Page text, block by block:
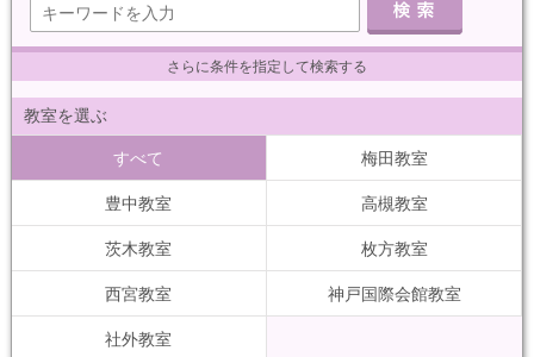
さらに条件を指定して検索する
教室を選ぶ
すべて 梅田教室
豊中教室 高槻教室
茨木教室 枚方教室
西宮教室 神戸国際会館教室
社外教室